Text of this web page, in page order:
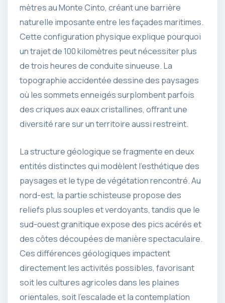
mètres au Monte Cinto, créant une barrière
naturelle imposante entre les façades maritimes.
Cette configuration physique explique pourquoi
un trajet de 100 kilomètres peut nécessiter plus
de trois heures de conduite sinueuse. La
topographie accidentée dessine des paysages
où les sommets enneigés surplombent parfois
des criques aux eaux cristallines, offrant une
diversité rare sur un territoire aussi restreint.
La structure géologique se fragmente en deux
entités distinctes qui modèlent l’esthétique des
paysages et le type de végétation rencontré. Au
nord-est, la partie schisteuse propose des
reliefs plus souples et verdoyants, tandis que le
sud-ouest granitique expose des pics acérés et
des côtes découpées de manière spectaculaire.
Ces différences géologiques impactent
directement les activités possibles, favorisant
soit les cultures agricoles dans les plaines
orientales, soit l’escalade et la contemplation